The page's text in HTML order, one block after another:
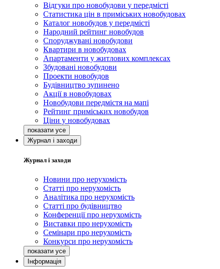
Відгуки про новобудови у передмісті
Статистика цін в приміських новобудовах
Каталог новобудов у передмісті
Народний рейтинг новобудов
Споруджувані новобудови
Квартири в новобудовах
Апартаменти у житлових комплексах
Збудовані новобудови
Проекти новобудов
Будівництво зупинено
Акції в новобудовах
Новобудови передмістя на мапі
Рейтинг приміських новобудов
Ціни у новобудовах
Журнал і заходи
Журнал і заходи
Новини про нерухомість
Статті про нерухомість
Аналітика про нерухомість
Статті про будівництво
Конференції про нерухомість
Виставки про нерухомість
Семінари про нерухомість
Конкурси про нерухомість
Інформація